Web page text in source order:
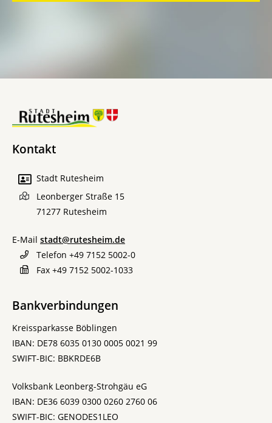
Kontakt
Stadt Rutesheim
Leonberger Straße 15
71277 Rutesheim
E-Mail stadt@rutesheim.de
Telefon +49 7152 5002-0
Fax +49 7152 5002-1033
Bankverbindungen
Kreissparkasse Böblingen
IBAN: DE78 6035 0130 0005 0021 99
SWIFT-BIC: BBKRDE6B
Volksbank Leonberg-Strohgäu eG
IBAN: DE36 6039 0300 0260 2760 06
SWIFT-BIC: GENODES1LEO